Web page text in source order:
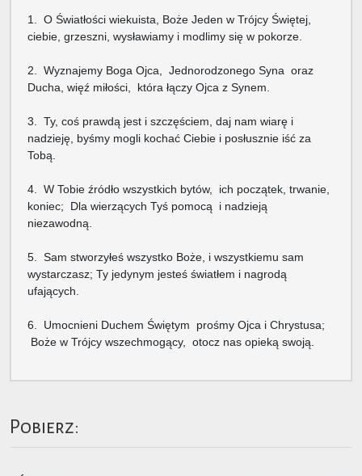
1. O Światłości wiekuista, Boże Jeden w Trójcy Świętej,
ciebie, grzeszni, wysławiamy i modlimy się w pokorze.
2. Wyznajemy Boga Ojca, Jednorodzonego Syna oraz
Ducha, więź miłości, która łączy Ojca z Synem.
3. Ty, coś prawdą jest i szczęściem, daj nam wiarę i
nadzieję, byśmy mogli kochać Ciebie i posłusznie iść za
Tobą.
4. W Tobie źródło wszystkich bytów, ich początek, trwanie,
koniec; Dla wierzących Tyś pomocą i nadzieją
niezawodną.
5. Sam stworzyłeś wszystko Boże, i wszystkiemu sam
wystarczasz; Ty jedynym jesteś światłem i nagrodą
ufających.
6. Umocnieni Duchem Świętym prośmy Ojca i Chrystusa;
Boże w Trójcy wszechmogący, otocz nas opieką swoją.
Pobierz: